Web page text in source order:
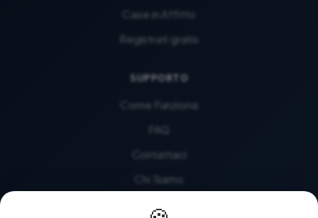
Case in Affitto
Registrati gratis
SUPPORTO
Come Funziona
FAQ
Contattaci
Chi Siamo